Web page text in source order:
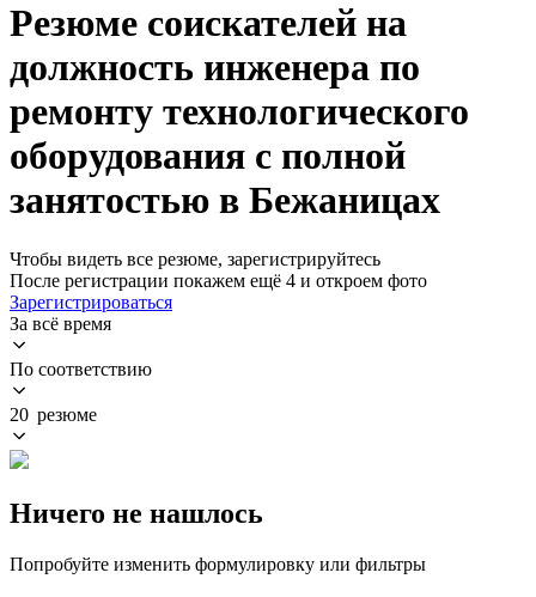
Резюме соискателей на
должность инженера по
ремонту технологического
оборудования с полной
занятостью в Бежаницах
Чтобы видеть все резюме, зарегистрируйтесь
После регистрации покажем ещё 4 и откроем фото
Зарегистрироваться
За всё время
По соответствию
20 резюме
Ничего не нашлось
Попробуйте изменить формулировку или фильтры